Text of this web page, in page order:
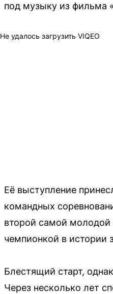
под музыку из фильма
Не удалось загрузить VIQEO
Её выступление
командных
второй самой
чемпионкой в истории
Блестящий старт,
Через несколько лет